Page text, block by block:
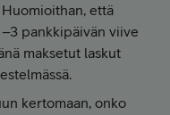
Huomioithan, että
pankkipäivän viive
maksetut laskut
kertomaan, onko